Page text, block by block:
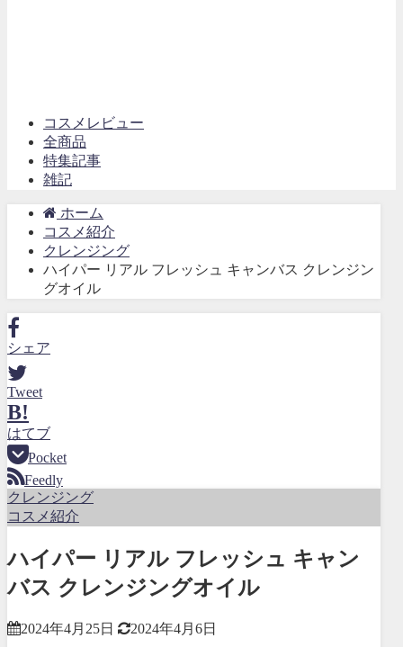
コスメレビュー
全商品
特集記事
雑記
ホーム
コスメ紹介
クレンジング
ハイパー リアル フレッシュ キャンバス クレンジン
グオイル
シェア
Tweet
B!
はてブ
Pocket
Feedly
クレンジング
コスメ紹介
ハイパー リアル フレッシュ キャン
バス クレンジングオイル
2024年4月25日 2024年4月6日